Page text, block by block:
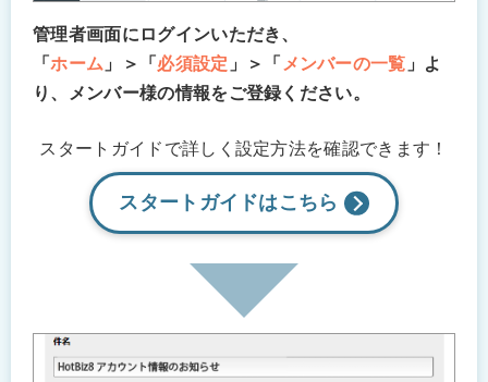
管理者画面にログインいただき、
「ホーム 」＞「 必須設定 」＞「 メンバーの一覧 」よ
り、メンバー様の情報をご登録ください。
スタートガイドで詳しく設定方法を確認できます！
スタートガイドはこちら